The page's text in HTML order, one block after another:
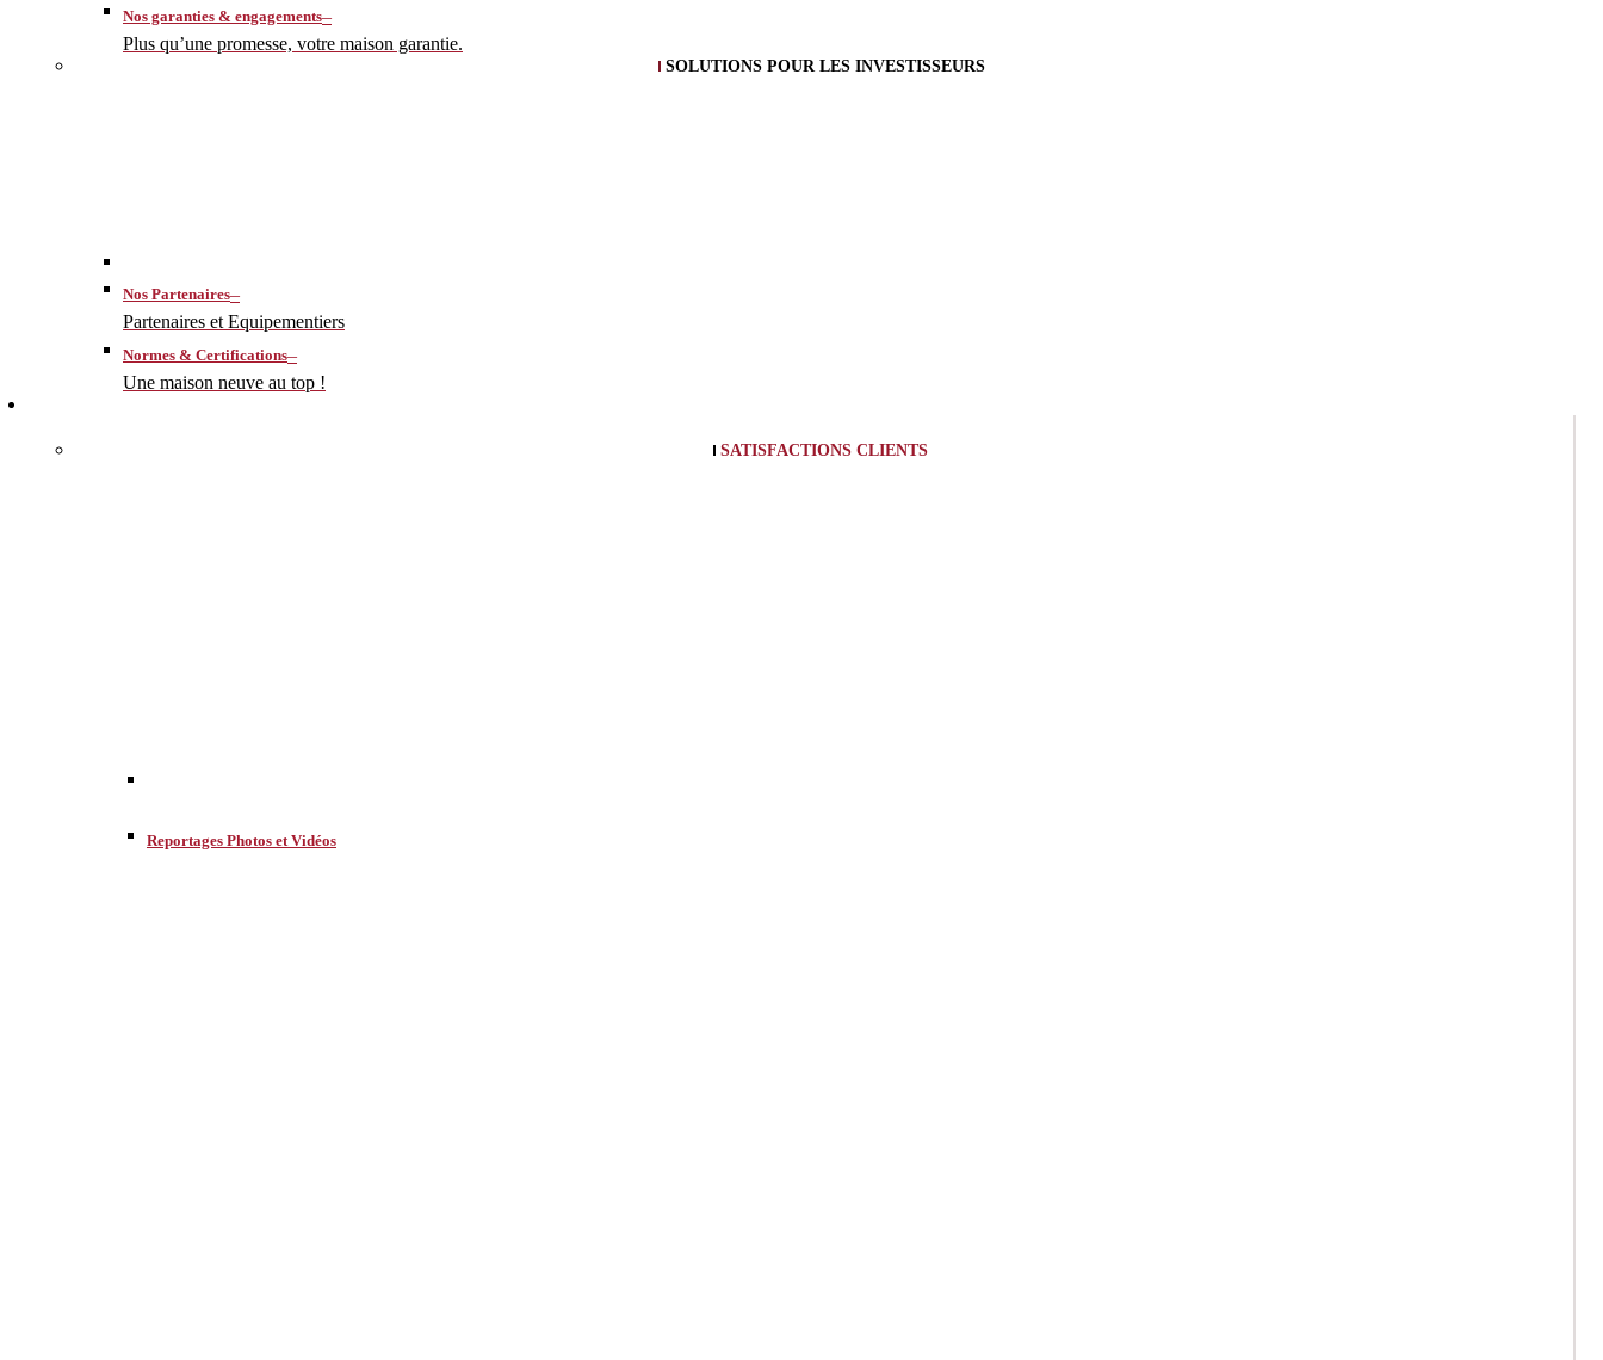
Nos garanties & engagements–
Plus qu’une promesse, votre maison garantie.
SOLUTIONS POUR LES INVESTISSEURS
Nos Partenaires–
Partenaires et Equipementiers
Normes & Certifications–
Une maison neuve au top !
SATISFACTIONS CLIENTS
Reportages Photos et Vidéos